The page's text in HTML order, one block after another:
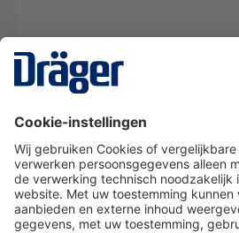
Dräger klantenservice
Over Dräger